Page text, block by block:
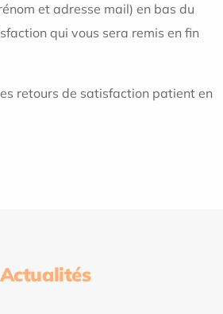
et adresse mail) en bas du
qui vous sera remis en fin
retours de satisfaction patient en
Actualités